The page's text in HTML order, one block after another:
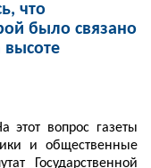
что
было связано
высоте
вопрос газеты
и общественные
Государственной